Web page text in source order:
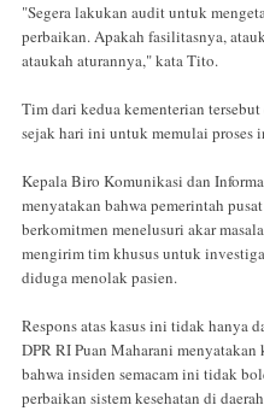
"Segera lakukan audit untuk
perbaikan. Apakah fasilitasnya,
ataukah aturannya," kata Tito.
Tim dari kedua kementerian
sejak hari ini untuk memulai proses
Kepala Biro Komunikasi dan
menyatakan bahwa pemerintah
berkomitmen menelusuri akar
mengirim tim khusus untuk
diduga menolak pasien.
Respons atas kasus ini tidak hanya
DPR RI Puan Maharani
bahwa insiden semacam ini tidak
perbaikan sistem kesehatan di